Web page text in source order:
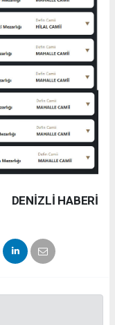
DENIZLI HABERİ